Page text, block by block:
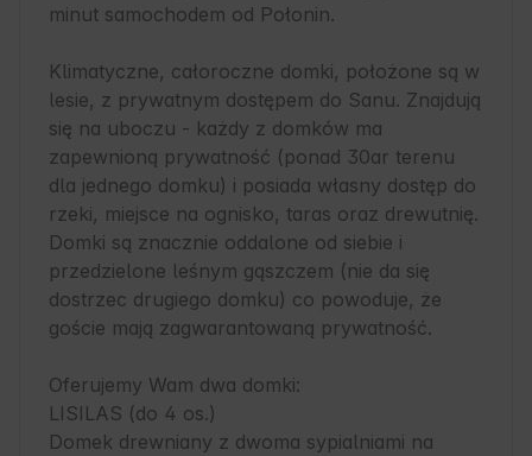
minut samochodem od Połonin.
Klimatyczne, całoroczne domki, położone są w
lesie, z prywatnym dostępem do Sanu. Znajdują
się na uboczu - każdy z domków ma
zapewnioną prywatność (ponad 30ar terenu
dla jednego domku) i posiada własny dostęp do
rzeki, miejsce na ognisko, taras oraz drewutnię.
Domki są znacznie oddalone od siebie i
przedzielone leśnym gąszczem (nie da się
dostrzec drugiego domku) co powoduje, że
goście mają zagwarantowaną prywatność.
Oferujemy Wam dwa domki:
LISILAS (do 4 os.)
Domek drewniany z dwoma sypialniami na